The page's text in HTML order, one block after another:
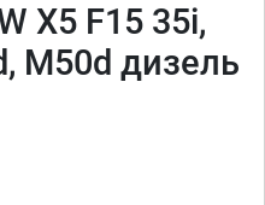
X5 F15 35i,
M50d дизель